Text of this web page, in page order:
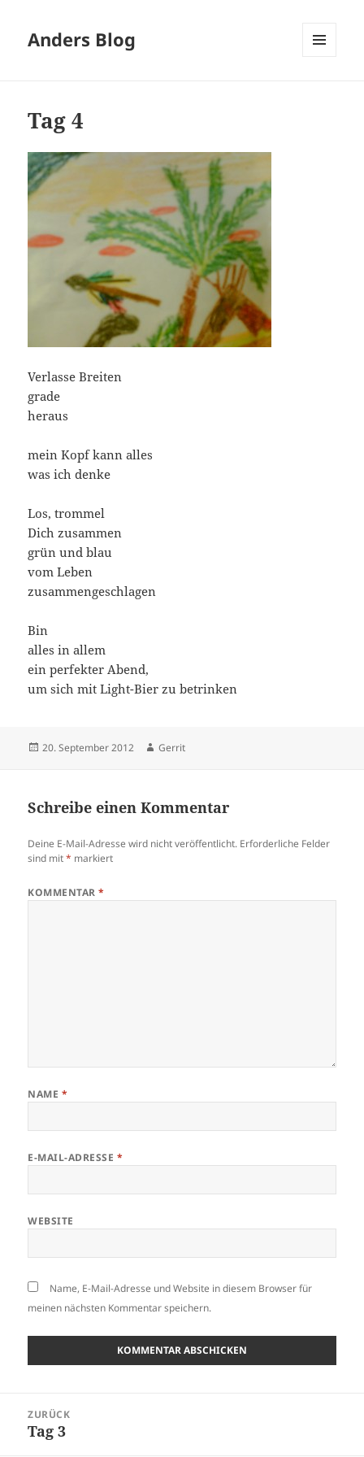
Anders Blog
Tag 4
Verlasse Breiten
grade
heraus
mein Kopf kann alles
was ich denke
Los, trommel
Dich zusammen
grün und blau
vom Leben
zusammengeschlagen
Bin
alles in allem
ein perfekter Abend,
um sich mit Light-Bier zu betrinken
Veröffentlicht
20. September 2012 Autor
Gerrit
Schreibe einen Kommentar
Deine E-Mail-Adresse wird nicht veröffentlicht. Erforderliche Felder
sind mit* markiert
KOMMENTAR*
NAME *
E-MAIL-ADRESSE *
WEBSITE
Name, E-Mail-Adresse und Website in diesem Browser für
meinen nächsten Kommentar speichern.
ZURÜCK
Vorheriger
Tag 3